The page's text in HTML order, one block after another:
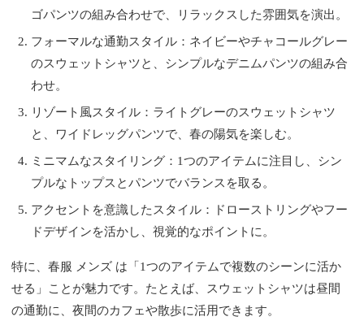
ゴパンツの組み合わせで、リラックスした雰囲気を演出。
フォーマルな通勤スタイル：ネイビーやチャコールグレー
のスウェットシャツと、シンプルなデニムパンツの組み合
わせ。
リゾート風スタイル：ライトグレーのスウェットシャツ
と、ワイドレッグパンツで、春の陽気を楽しむ。
ミニマムなスタイリング：1つのアイテムに注目し、シン
プルなトップスとパンツでバランスを取る。
アクセントを意識したスタイル：ドローストリングやフー
ドデザインを活かし、視覚的なポイントに。
特に、春服 メンズ は「1つのアイテムで複数のシーンに活か
せる」ことが魅力です。たとえば、スウェットシャツは昼間
の通勤に、夜間のカフェや散歩に活用できます。